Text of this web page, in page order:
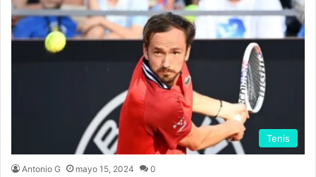
Tenis
Antonio G mayo 15, 2024 0